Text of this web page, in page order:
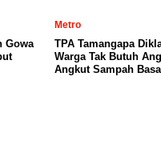
Gowa
Metro
TPA Tamangapa
Warga Tak Butuh
Angkut Sampah